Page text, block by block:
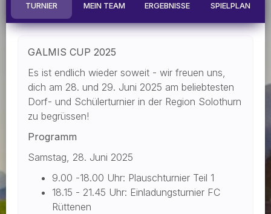
TURNIER MEIN TEAM ERGEBNISSE SPIELPLAN
GALMIS CUP 2025
Es ist endlich wieder soweit - wir freuen uns,
dich am 28. und 29. Juni 2025 am beliebtesten
Dorf- und Schülerturnier in der Region Solothurn
zu begrüssen!
Programm
Samstag, 28. Juni 2025
9.00 -18.00 Uhr: Plauschturnier Teil 1
18.15 - 21.45 Uhr: Einladungsturnier FC
Rüttenen